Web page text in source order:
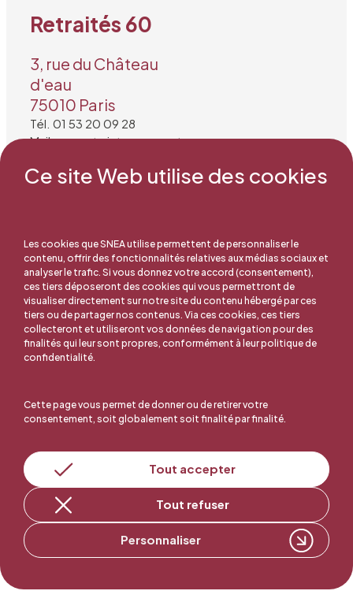
Ce site Web utilise des cookies
Les cookies que SNEA utilise permettent de personnaliser le
contenu, offrir des fonctionnalités relatives aux médias sociaux et
analyser le trafic. Si vous donnez votre accord (consentement),
ces tiers déposeront des cookies qui vous permettront de
visualiser directement sur notre site du contenu hébergé par ces
tiers ou de partager nos contenus. Via ces cookies, ces tiers
collecteront et utiliseront vos données de navigation pour des
finalités qui leur sont propres, conformément à leur politique de
confidentialité.
Cette page vous permet de donner ou de retirer votre
consentement, soit globalement soit finalité par finalité.
Tout accepter
Tout refuser
Personnaliser
Retraités 60
3, rue du Château
d'eau
75010 Paris
Tél. 01 53 20 09 28
Mail : secretariat@snea.net
En ligne, c'est facile !
Adhérer au SNEA